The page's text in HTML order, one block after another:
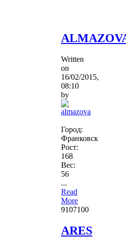
Written
on
16/02/2015,
08:10
by
Город:
Франковск
Рост:
168
Вес:
56
...
Read
More
9107100
ARES